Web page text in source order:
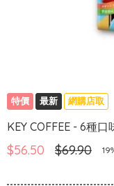
特價 最新 網購店取
KEY COFFEE - 6種
$56.50 $69.90